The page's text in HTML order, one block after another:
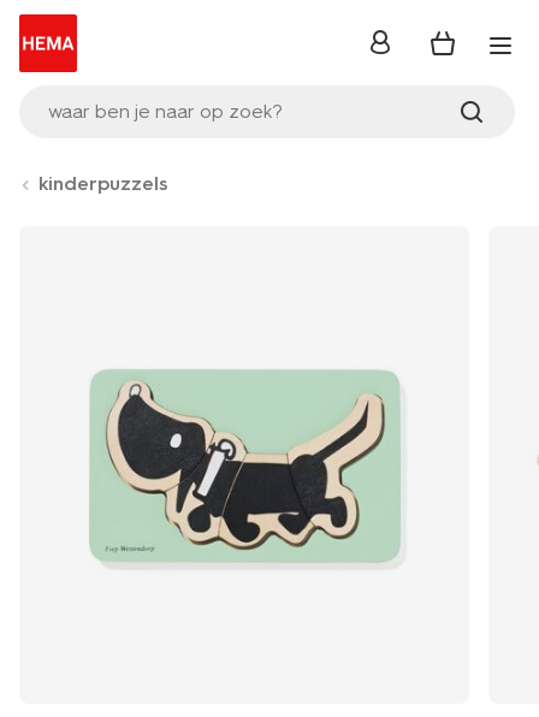
waar ben je naar op zoek?
inloggen
kinderpuzzels